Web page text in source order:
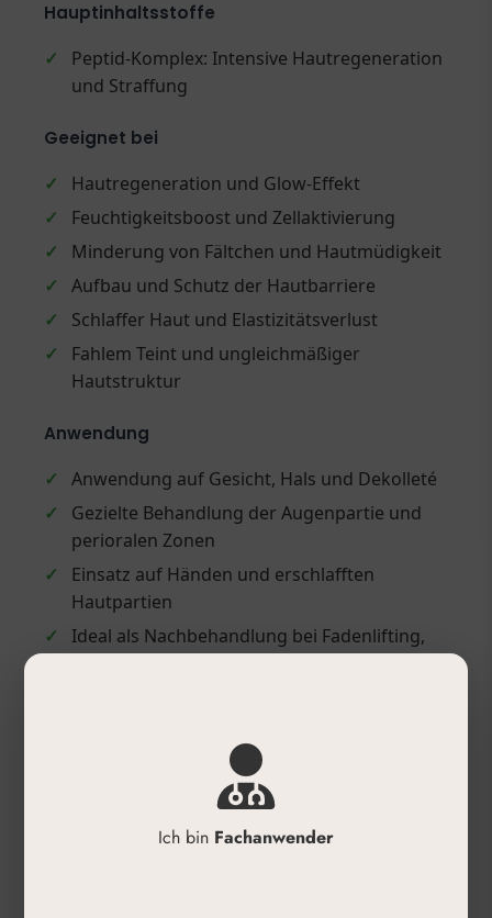
Hauptinhaltsstoffe
✓
Peptid-Komplex: Intensive Hautregeneration
und Straffung
Geeignet bei
✓
Hautregeneration und Glow-Effekt
✓
Feuchtigkeitsboost und Zellaktivierung
✓
Minderung von Fältchen und Hautmüdigkeit
✓
Aufbau und Schutz der Hautbarriere
✓
Schlaffer Haut und Elastizitätsverlust
✓
Fahlem Teint und ungleichmäßiger
Hautstruktur
Anwendung
✓
Anwendung auf Gesicht, Hals und Dekolleté
✓
Gezielte Behandlung der Augenpartie und
perioralen Zonen
✓
Einsatz auf Händen und erschlafften
Hautpartien
✓
Ideal als Nachbehandlung bei Fadenlifting,
Ich bin Fachanwender